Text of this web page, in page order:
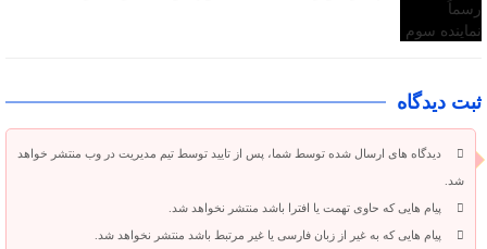
ثبت دیدگاه
دیدگاه های ارسال شده توسط شما، پس از تایید توسط تیم مدیریت در وب منتشر خواهد
شد.
پیام هایی که حاوی تهمت یا افترا باشد منتشر نخواهد شد.
پیام هایی که به غیر از زبان فارسی یا غیر مرتبط باشد منتشر نخواهد شد.